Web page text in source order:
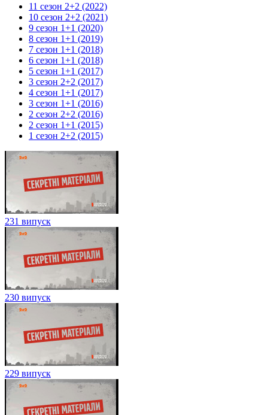
11 сезон 2+2 (2022)
10 сезон 2+2 (2021)
9 сезон 1+1 (2020)
8 сезон 1+1 (2019)
7 сезон 1+1 (2018)
6 сезон 1+1 (2018)
5 сезон 1+1 (2017)
3 сезон 2+2 (2017)
4 сезон 1+1 (2017)
3 сезон 1+1 (2016)
2 сезон 2+2 (2016)
2 сезон 1+1 (2015)
1 сезон 2+2 (2015)
231 випуск
230 випуск
229 випуск